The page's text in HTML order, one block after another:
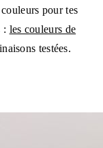
pour tes
: les couleurs de
testées.